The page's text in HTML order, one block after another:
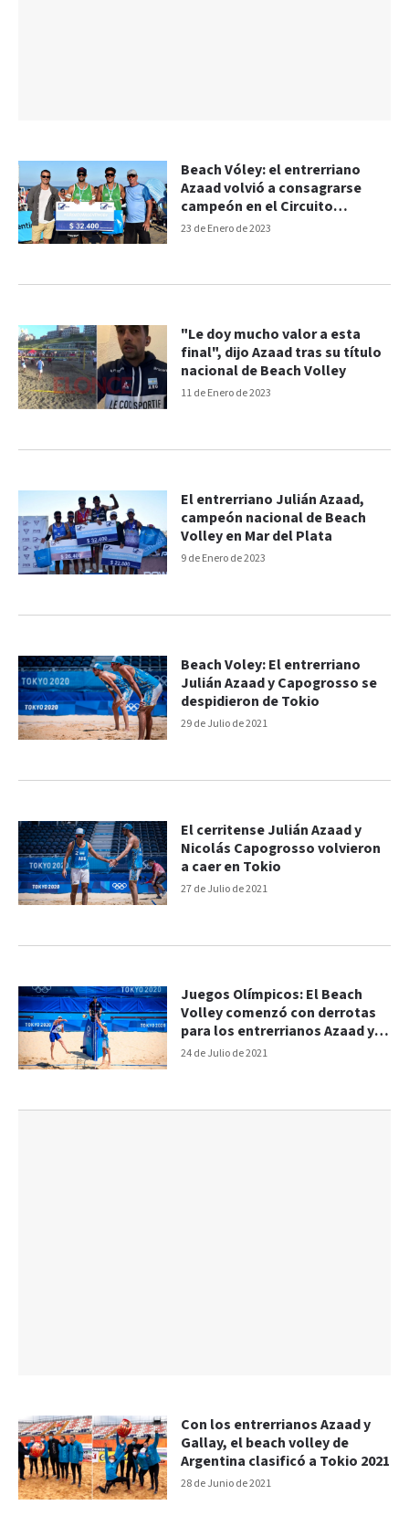
23 de Enero de 2023
Beach Vóley: el entrerriano
Azaad volvió a consagrarse
campeón en el Circuito
Argentino
11 de Enero de 2023
"Le doy mucho valor a esta
final", dijo Azaad tras su título
nacional de Beach Volley
9 de Enero de 2023
El entrerriano Julián Azaad,
campeón nacional de Beach
Volley en Mar del Plata
29 de Julio de 2021
Beach Voley: El entrerriano
Julián Azaad y Capogrosso se
despidieron de Tokio
27 de Julio de 2021
El cerritense Julián Azaad y
Nicolás Capogrosso volvieron
a caer en Tokio
24 de Julio de 2021
Juegos Olímpicos: El Beach
Volley comenzó con derrotas
para los entrerrianos Azaad y
Gallay
28 de Junio de 2021
Con los entrerrianos Azaad y
Gallay, el beach volley de
Argentina clasificó a Tokio 2021